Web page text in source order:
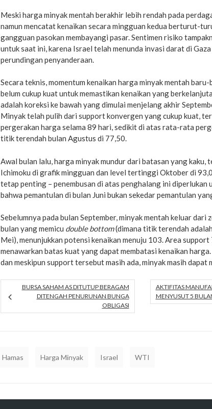
Meski harga minyak mentah berakhir lebih rendah pada
namun mencatat kenaikan secara mingguan kedua berturut-
gangguan pasokan membayangi pasar. Sentimen risiko
untuk saat ini, karena Israel telah menunda invasi darat di
perundingan penyanderaan.
Secara teknis, momentum kenaikan harga minyak mentah
belum cukup kuat untuk memastikan kenaikan yang
adalah koreksi ke bawah yang dimulai menjelang akhir
Minyak telah pulih dari support konvergen yang cukup kuat,
pergerakan harga selama 89 hari, sedikit di atas rata-rata
titik terendah bulan Agustus di 77,50.
Awal bulan lalu, harga minyak mundur dari batasan yang kaku,
Ichimoku di grafik mingguan dan level tertinggi Oktober di
tetap penting – penembusan di atas penghalang ini diperlukan
bahwa pemantulan di bulan Juni bukan sekedar pemantulan
Sebelumnya pada bulan September, minyak mentah keluar dari
bulan yang memicu double bottom(dimana titik terendah
Mei), menunjukkan potensi kenaikan menuju 103. Area
menawarkan batas kuat yang dapat membatasi kenaikan
dan meskipun support tersebut masih ada, minyak masih dapat
BURSA SAHAM AS DITUTUP BERAGAM
DITENGAH PENURUNAN BUNGA
OBLIGASI
AKTIFITAS
MENYUSUT 5
Hamas Harga Minyak Israel WTI